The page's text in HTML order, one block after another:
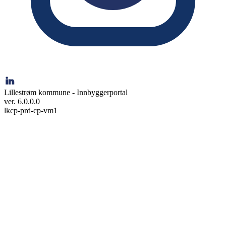
Lillestrøm kommune - Innbyggerportal
ver. 6.0.0.0
lkcp-prd-cp-vm1